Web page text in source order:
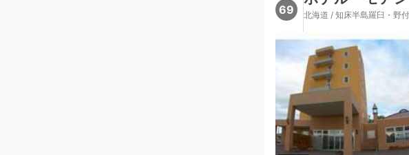
69 北海道 / 知床半島羅臼・野